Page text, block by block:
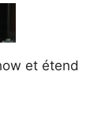
et étend